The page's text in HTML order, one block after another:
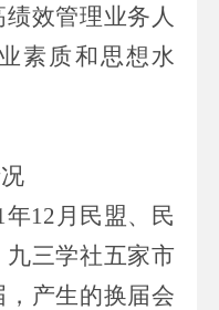
效管理业务人
素质和思想水
年12月民盟、民
三学社五家市
产生的换届会